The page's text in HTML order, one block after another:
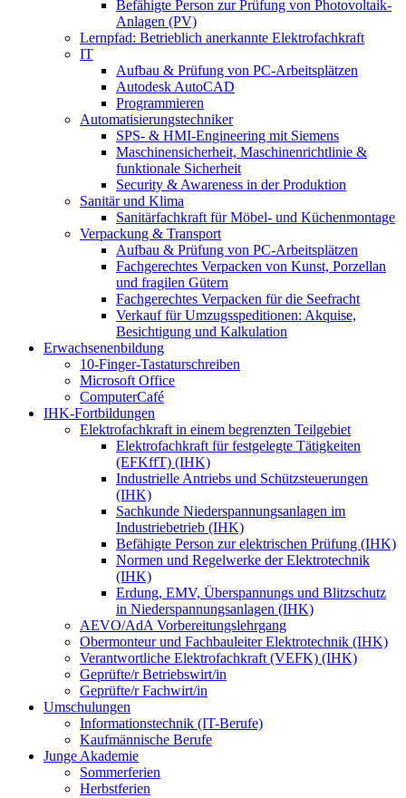
Befähigte Person zur Prüfung von Photovoltaik-
Anlagen (PV)
Lernpfad: Betrieblich anerkannte Elektrofachkraft
IT
Aufbau & Prüfung von PC-Arbeitsplätzen
Autodesk AutoCAD
Programmieren
Automatisierungstechniker
SPS‑ & HMI‑Engineering mit Siemens
Maschinensicherheit, Maschinenrichtlinie &
funktionale Sicherheit
Security & Awareness in der Produktion
Sanitär und Klima
Sanitärfachkraft für Möbel- und Küchenmontage
Verpackung & Transport
Aufbau & Prüfung von PC-Arbeitsplätzen
Fachgerechtes Verpacken von Kunst, Porzellan
und fragilen Gütern
Fachgerechtes Verpacken für die Seefracht
Verkauf für Umzugsspeditionen: Akquise,
Besichtigung und Kalkulation
Erwachsenenbildung
10-Finger-Tastaturschreiben
Microsoft Office
ComputerCafé
IHK-Fortbildungen
Elektrofachkraft in einem begrenzten Teilgebiet
Elektrofachkraft für festgelegte Tätigkeiten
(EFKffT) (IHK)
Industrielle Antriebs und Schützsteuerungen
(IHK)
Sachkunde Niederspannungsanlagen im
Industriebetrieb (IHK)
Befähigte Person zur elektrischen Prüfung (IHK)
Normen und Regelwerke der Elektrotechnik
(IHK)
Erdung, EMV, Überspannungs und Blitzschutz
in Niederspannungsanlagen (IHK)
AEVO/AdA Vorbereitungslehrgang
Obermonteur und Fachbauleiter Elektrotechnik (IHK)
Verantwortliche Elektrofachkraft (VEFK) (IHK)
Geprüfte/r Betriebswirt/in
Geprüfte/r Fachwirt/in
Umschulungen
Informationstechnik (IT-Berufe)
Kaufmännische Berufe
Junge Akademie
Sommerferien
Herbstferien